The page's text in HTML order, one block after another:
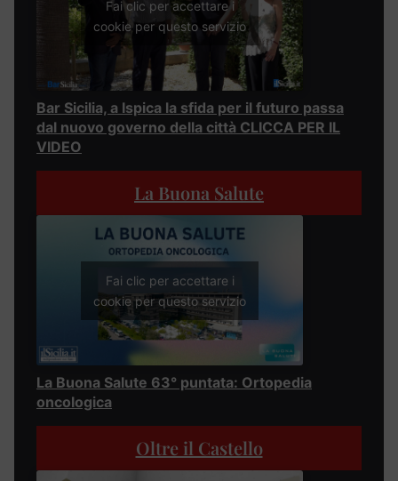
Fai clic per accettare i
cookie per questo servizio
Bar Sicilia, a Ispica la sfida per il futuro passa
dal nuovo governo della città CLICCA PER IL
VIDEO
La Buona Salute
Fai clic per accettare i
cookie per questo servizio
La Buona Salute 63° puntata: Ortopedia
oncologica
Oltre il Castello